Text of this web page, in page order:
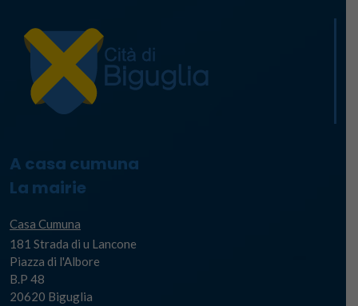
A casa cumuna
La mairie
Casa Cumuna
181 Strada di u Lancone
Piazza di l'Albore
B.P 48
20620 Biguglia